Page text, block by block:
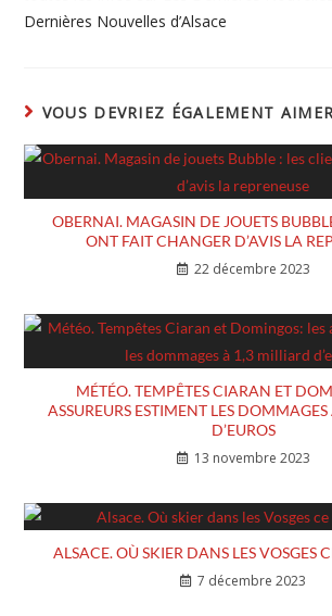
Dernières Nouvelles d’Alsace
VOUS DEVRIEZ ÉGALEMENT AIMER
OBERNAI. MAGASIN DE JOUETS
ONT FAIT CHANGER D’AVIS LA
22 décembre 2023
MÉTÉO. TEMPÊTES CIARAN ET
ASSUREURS ESTIMENT LES
D’EUROS
13 novembre 2023
ALSACE. OÙ SKIER DANS LES VOSGES
7 décembre 2023